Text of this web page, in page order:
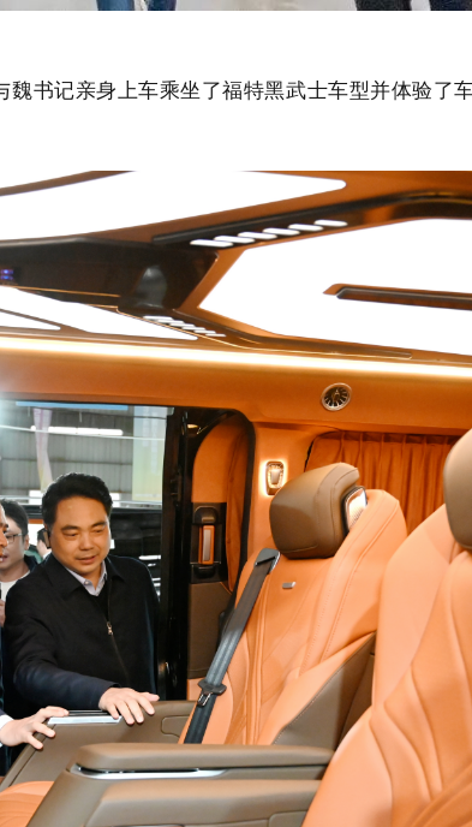
书记亲身上车乘坐了福特黑武士车型并体验了